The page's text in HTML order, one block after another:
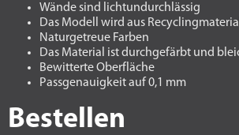
Wände sind lichtundurchlässig
Das Modell wird aus
Naturgetreue Farben
Das Material ist durchgefärbt und
Bewitterte Oberfläche
Passgenauigkeit auf 0,1 mm
Bestellen